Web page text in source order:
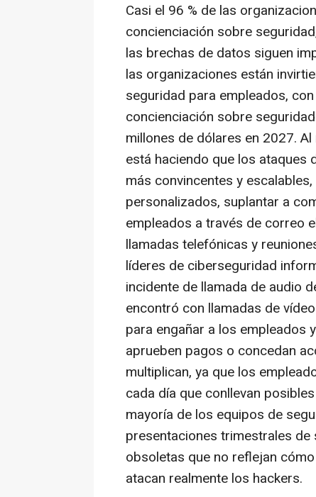
Casi el 96 % de las
concienciación sobre
las brechas de datos siguen
las organizaciones están
seguridad para empleados,
concienciación sobre
millones de dólares en 2027.
está haciendo que los ataques
más convincentes y
personalizados, suplantar a
empleados a través de correo
llamadas telefónicas y
líderes de ciberseguridad
incidente de llamada de audio
encontró con llamadas de vídeo
para engañar a los empleados
aprueben pagos o concedan
multiplican, ya que los
cada día que conllevan
mayoría de los equipos de
presentaciones trimestrales
obsoletas que no reflejan
atacan realmente los hackers.